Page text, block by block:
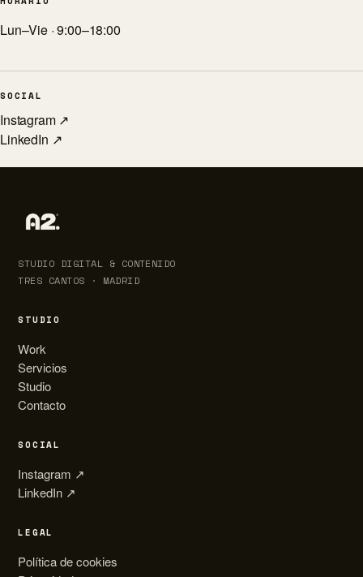
Lun–Vie · 9:00–18:00
SOCIAL
Instagram ↗
LinkedIn ↗
STUDIO DIGITAL & CONTENIDO
TRES CANTOS · MADRID
STUDIO
Work
Servicios
Studio
Contacto
SOCIAL
Instagram ↗
LinkedIn ↗
LEGAL
Política de cookies